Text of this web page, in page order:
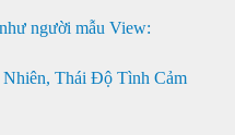
người mẫu View:
Thái Độ Tình Cảm